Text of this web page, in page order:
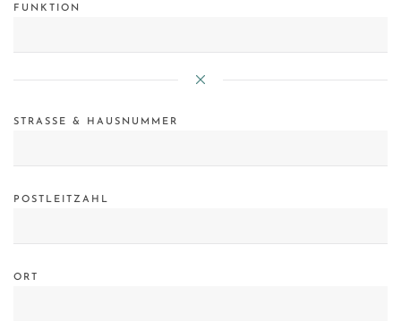
FUNKTION
STRASSE & HAUSNUMMER
POSTLEITZAHL
ORT